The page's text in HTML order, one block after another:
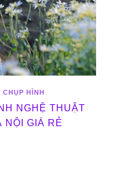
CHỤP HÌNH
NGHỆ THUẬT
NỘI GIÁ RẺ